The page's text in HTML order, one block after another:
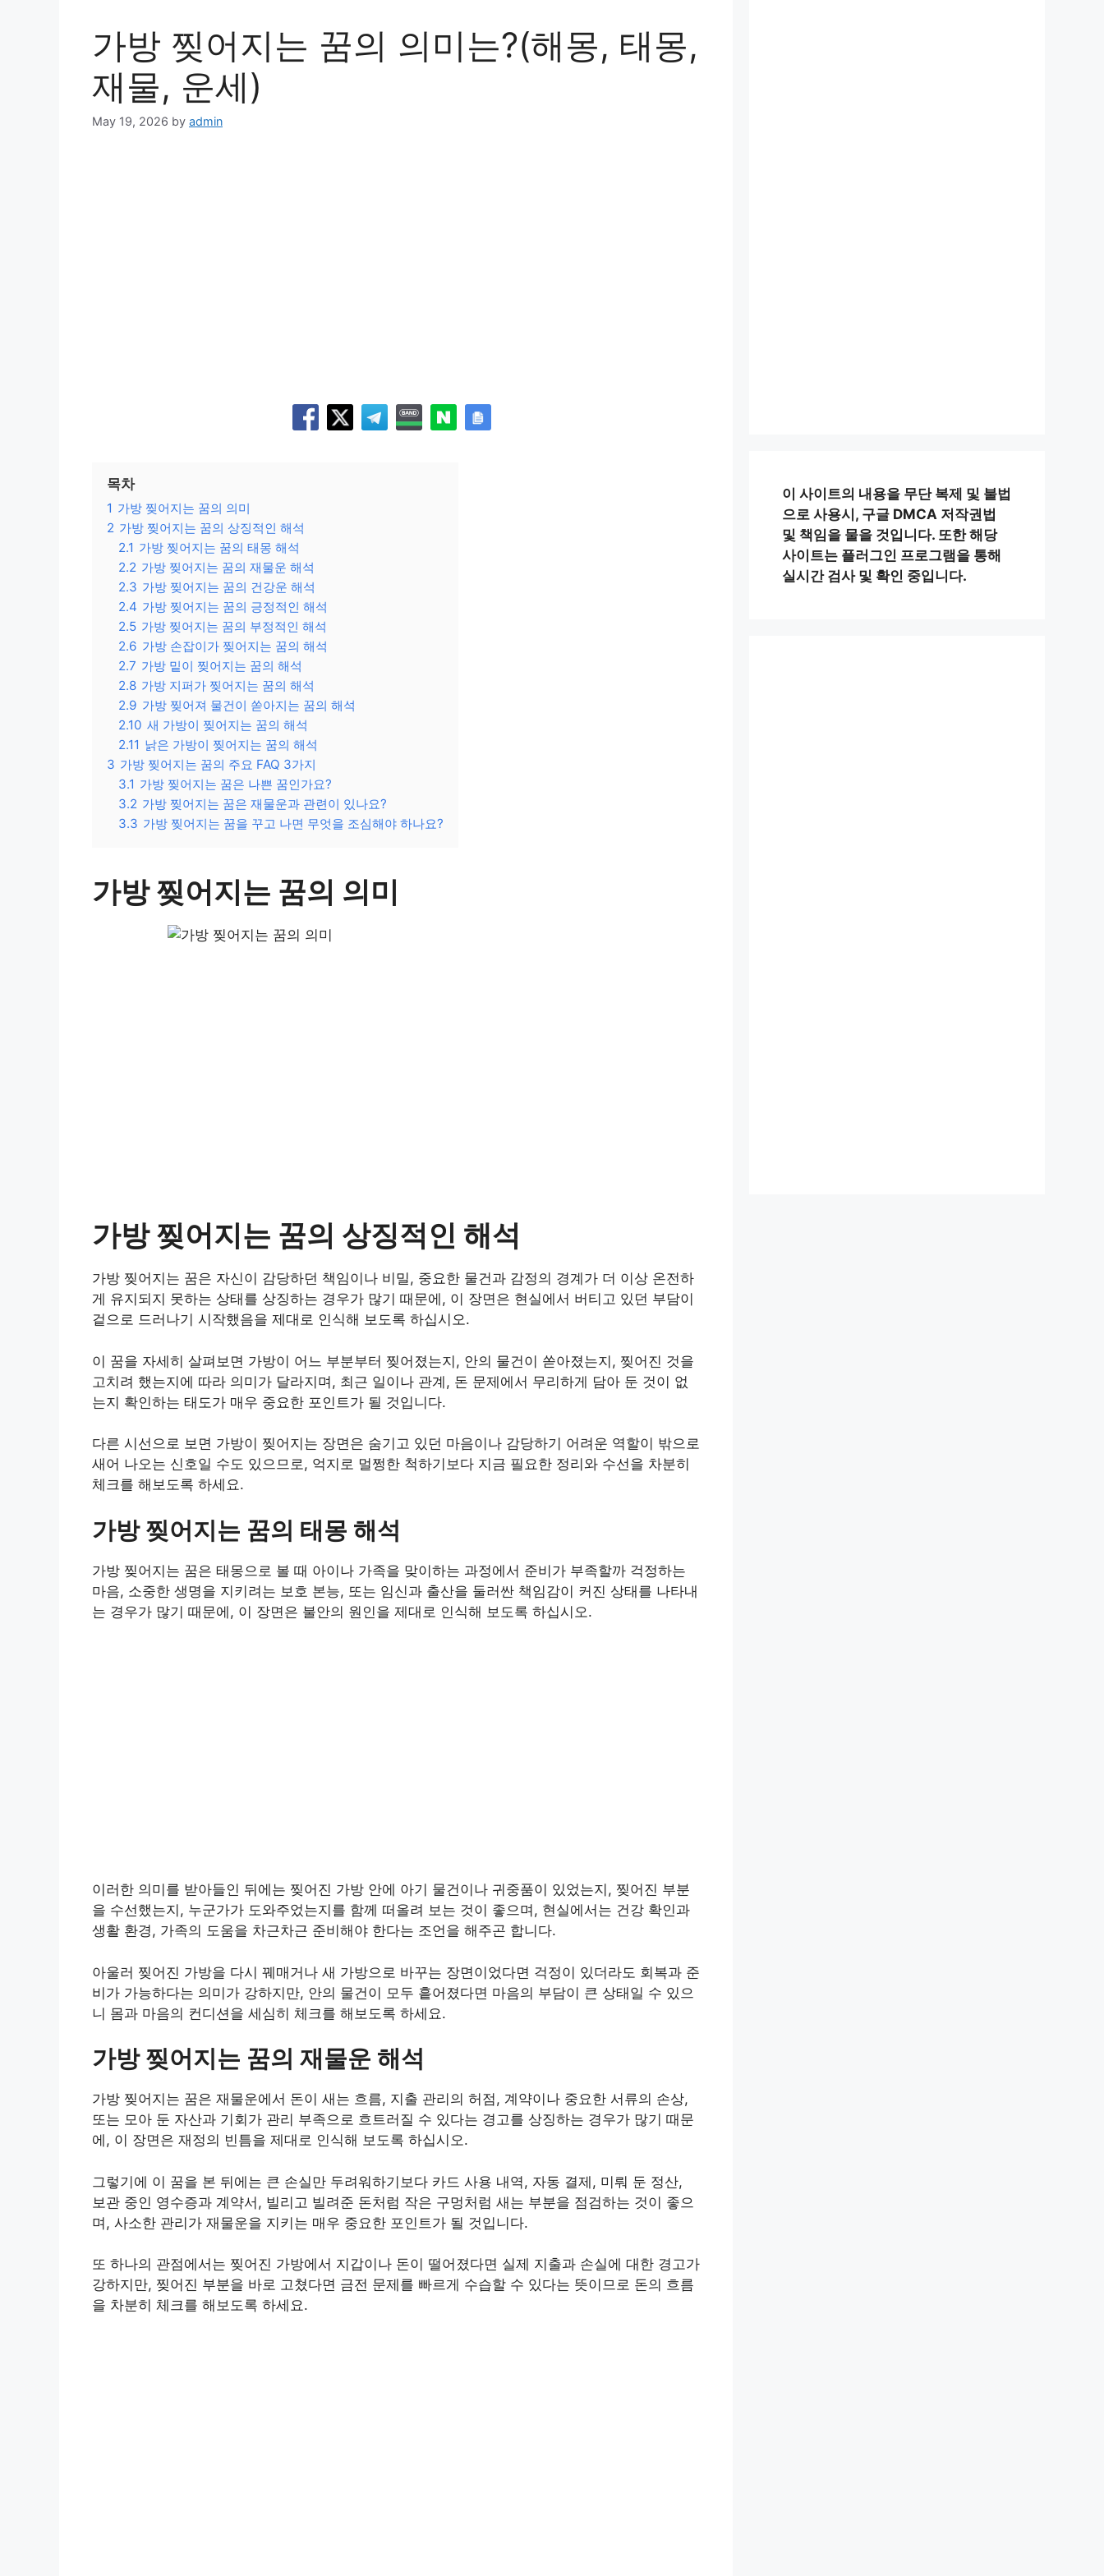
가방 찢어지는 꿈의 의미는?(해몽, 태몽,
재물, 운세)
May 19, 2026 by admin
목차
1 가방 찢어지는 꿈의 의미
2 가방 찢어지는 꿈의 상징적인 해석
2.1 가방 찢어지는 꿈의 태몽 해석
2.2 가방 찢어지는 꿈의 재물운 해석
2.3 가방 찢어지는 꿈의 건강운 해석
2.4 가방 찢어지는 꿈의 긍정적인 해석
2.5 가방 찢어지는 꿈의 부정적인 해석
2.6 가방 손잡이가 찢어지는 꿈의 해석
2.7 가방 밑이 찢어지는 꿈의 해석
2.8 가방 지퍼가 찢어지는 꿈의 해석
2.9 가방 찢어져 물건이 쏟아지는 꿈의 해석
2.10 새 가방이 찢어지는 꿈의 해석
2.11 낡은 가방이 찢어지는 꿈의 해석
3 가방 찢어지는 꿈의 주요 FAQ 3가지
3.1 가방 찢어지는 꿈은 나쁜 꿈인가요?
3.2 가방 찢어지는 꿈은 재물운과 관련이 있나요?
3.3 가방 찢어지는 꿈을 꾸고 나면 무엇을 조심해야 하나요?
가방 찢어지는 꿈의 의미
가방 찢어지는 꿈의 상징적인 해석
가방 찢어지는 꿈은 자신이 감당하던 책임이나 비밀, 중요한 물건과 감정의 경계가 더 이상 온전하
게 유지되지 못하는 상태를 상징하는 경우가 많기 때문에, 이 장면은 현실에서 버티고 있던 부담이
겉으로 드러나기 시작했음을 제대로 인식해 보도록 하십시오.
이 꿈을 자세히 살펴보면 가방이 어느 부분부터 찢어졌는지, 안의 물건이 쏟아졌는지, 찢어진 것을
고치려 했는지에 따라 의미가 달라지며, 최근 일이나 관계, 돈 문제에서 무리하게 담아 둔 것이 없
는지 확인하는 태도가 매우 중요한 포인트가 될 것입니다.
다른 시선으로 보면 가방이 찢어지는 장면은 숨기고 있던 마음이나 감당하기 어려운 역할이 밖으로
새어 나오는 신호일 수도 있으므로, 억지로 멀쩡한 척하기보다 지금 필요한 정리와 수선을 차분히
체크를 해보도록 하세요.
가방 찢어지는 꿈의 태몽 해석
가방 찢어지는 꿈은 태몽으로 볼 때 아이나 가족을 맞이하는 과정에서 준비가 부족할까 걱정하는
마음, 소중한 생명을 지키려는 보호 본능, 또는 임신과 출산을 둘러싼 책임감이 커진 상태를 나타내
는 경우가 많기 때문에, 이 장면은 불안의 원인을 제대로 인식해 보도록 하십시오.
이러한 의미를 받아들인 뒤에는 찢어진 가방 안에 아기 물건이나 귀중품이 있었는지, 찢어진 부분
을 수선했는지, 누군가가 도와주었는지를 함께 떠올려 보는 것이 좋으며, 현실에서는 건강 확인과
생활 환경, 가족의 도움을 차근차근 준비해야 한다는 조언을 해주곤 합니다.
아울러 찢어진 가방을 다시 꿰매거나 새 가방으로 바꾸는 장면이었다면 걱정이 있더라도 회복과 준
비가 가능하다는 의미가 강하지만, 안의 물건이 모두 흩어졌다면 마음의 부담이 큰 상태일 수 있으
니 몸과 마음의 컨디션을 세심히 체크를 해보도록 하세요.
가방 찢어지는 꿈의 재물운 해석
가방 찢어지는 꿈은 재물운에서 돈이 새는 흐름, 지출 관리의 허점, 계약이나 중요한 서류의 손상,
또는 모아 둔 자산과 기회가 관리 부족으로 흐트러질 수 있다는 경고를 상징하는 경우가 많기 때문
에, 이 장면은 재정의 빈틈을 제대로 인식해 보도록 하십시오.
그렇기에 이 꿈을 본 뒤에는 큰 손실만 두려워하기보다 카드 사용 내역, 자동 결제, 미뤄 둔 정산,
보관 중인 영수증과 계약서, 빌리고 빌려준 돈처럼 작은 구멍처럼 새는 부분을 점검하는 것이 좋으
며, 사소한 관리가 재물운을 지키는 매우 중요한 포인트가 될 것입니다.
또 하나의 관점에서는 찢어진 가방에서 지갑이나 돈이 떨어졌다면 실제 지출과 손실에 대한 경고가
강하지만, 찢어진 부분을 바로 고쳤다면 금전 문제를 빠르게 수습할 수 있다는 뜻이므로 돈의 흐름
을 차분히 체크를 해보도록 하세요.
이 사이트의 내용을 무단 복제 및 불법
으로 사용시, 구글 DMCA 저작권법
및 책임을 물을 것입니다. 또한 해당
사이트는 플러그인 프로그램을 통해
실시간 검사 및 확인 중입니다.